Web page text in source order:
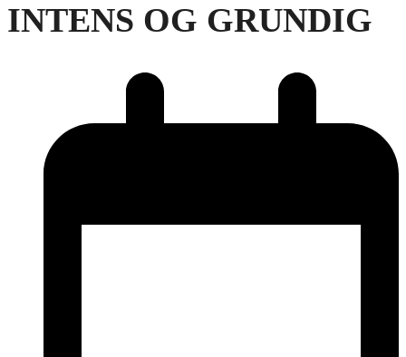
INTENS OG GRUNDIG